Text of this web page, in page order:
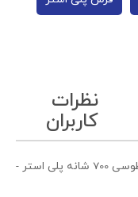
نظرات
کاربران
فرش ماشینی کلاسیک طرح بینظیر نمونه 1 طوسی 700 شانه پلی استر -